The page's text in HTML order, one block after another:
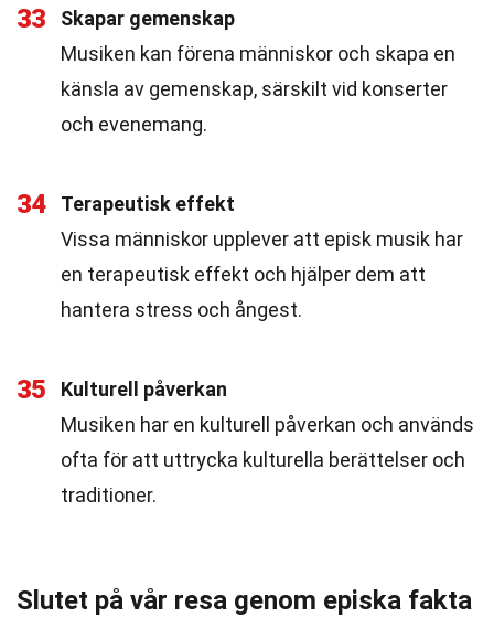
33
Skapar gemenskap
Musiken kan förena människor och skapa en
känsla av gemenskap, särskilt vid konserter
och evenemang.
34
Terapeutisk effekt
Vissa människor upplever att episk musik har
en terapeutisk effekt och hjälper dem att
hantera stress och ångest.
35
Kulturell påverkan
Musiken har en kulturell påverkan och används
ofta för att uttrycka kulturella berättelser och
traditioner.
Slutet på vår resa genom episka fakta